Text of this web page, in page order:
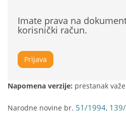
Imate prava na
korisnički račun.
Prijava
Napomena verzije: prestanak
Narodne novine br. 51/1994,